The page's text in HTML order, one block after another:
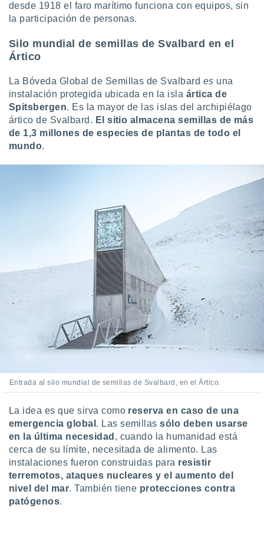
desde 1918 el faro marítimo funciona con equipos, sin
la participación de personas.
Silo mundial de semillas de Svalbard en el
Ártico
La Bóveda Global de Semillas de Svalbard es una
instalación protegida ubicada en la isla árticade
Spitsbergen. Es la mayor de las islas del archipiélago
ártico de Svalbard. El sitio almacena semillas de más
de 1,3 millones de especies de plantas de todo el
mundo.
Entrada al silo mundial de semillas de Svalbard, en el Ártico.
La idea es que sirva como reserva en caso de una
emergencia global . Las semillassólo deben usarse
en la última necesidad , cuando la humanidad está
cerca de su límite, necesitada de alimento. Las
instalaciones fueron construidas para resistir
terremotos, ataques nucleares y el aumento del
nivel del mar. También tiene protecciones contra
patógenos.